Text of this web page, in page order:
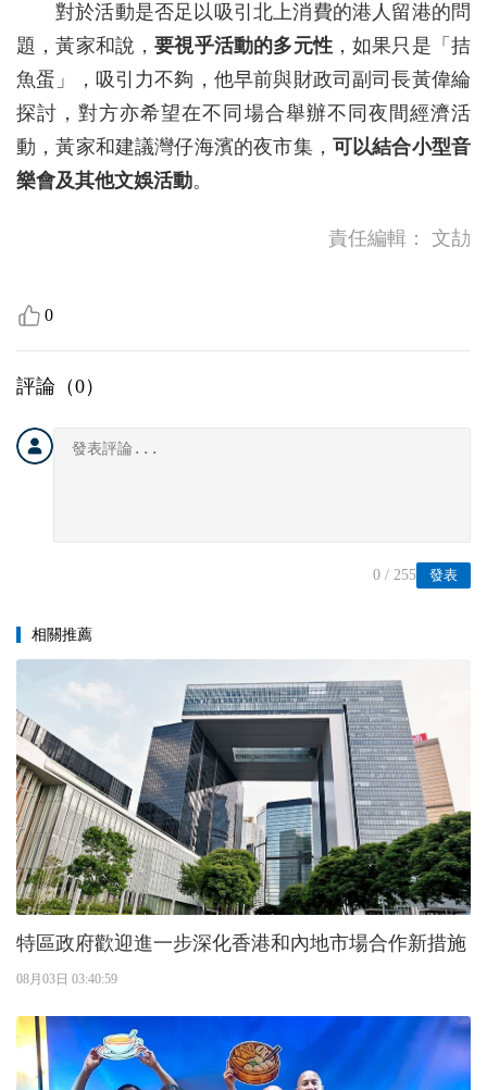
對於活動是否足以吸引北上消費的港人留港的問
題，黃家和說，要視乎活動的多元性，如果只是「拮
魚蛋」，吸引力不夠，他早前與財政司副司長黃偉綸
探討，對方亦希望在不同場合舉辦不同夜間經濟活
動，黃家和建議灣仔海濱的夜市集， 可以結合小型音
樂會及其他文娛活動。
責任編輯： 文劼
0
評論（0）
發表
0 / 255
相關推薦
特區政府歡迎進一步深化香港和內地市場合作新措施
08月03日 03:40:59